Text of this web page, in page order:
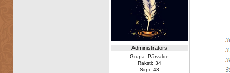
Administrators
Grupa: Pārvalde
Raksti: 34
Sirpi: 43